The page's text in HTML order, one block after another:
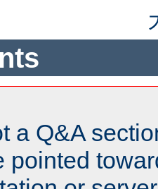
a Q&A
pointed